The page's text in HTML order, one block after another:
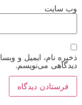
وب‌ سایت
ذخیره نام، ایمیل و
دیدگاهی می‌نویسم.